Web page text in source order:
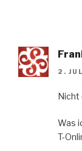
2.
Nicht
Was
T-